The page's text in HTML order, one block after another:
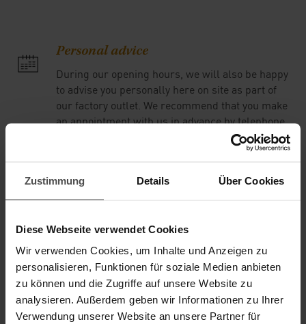
Zustimmung Details Über Cookies
Diese Webseite verwendet Cookies
Wir verwenden Cookies, um Inhalte und Anzeigen zu
personalisieren, Funktionen für soziale Medien anbieten
zu können und die Zugriffe auf unsere Website zu
analysieren. Außerdem geben wir Informationen zu Ihrer
Verwendung unserer Website an unsere Partner für
Personal advice
During our opening hours, we will also be happy
to advise you personally here on site as part of
our factory outlet. We recommend that you make
an appointment with us in advance by telephone.
Our address: Im Unterfeld 2, 76698 Ubstadt-
Write to us!
Contact enquiry